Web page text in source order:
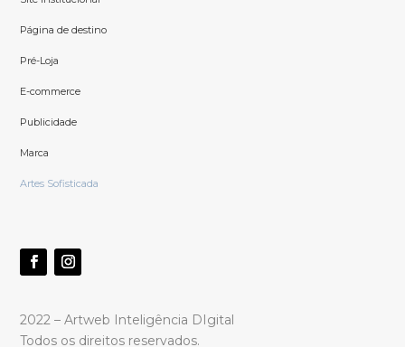
Página de destino
Pré-Loja
E-commerce
Publicidade
Marca
Artes Sofisticada
2022 – Artweb Inteligência DIgital
Todos os direitos reservados.